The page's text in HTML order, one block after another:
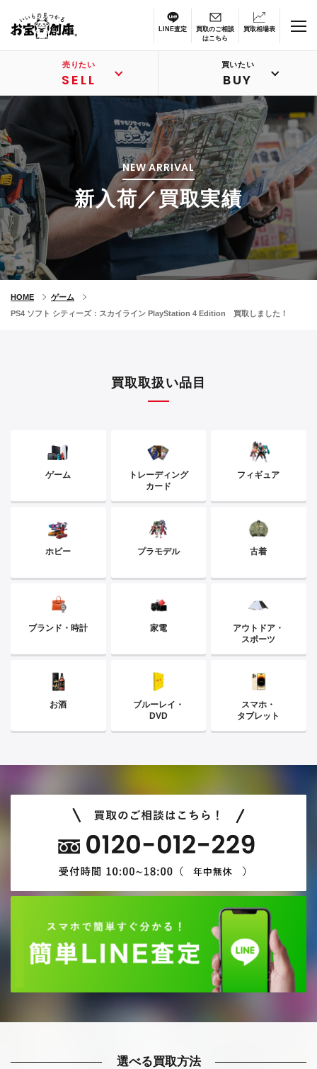
LINE査定
買取のご相談
はこちら
買取相場表
売りたい
SELL
買いたい
BUY
NEW ARRIVAL
新入荷／買取実績
HOME
ゲーム
PS4 ソフト シティーズ：スカイライン PlayStation 4 Edition 買取しました！
買取取扱い品目
ゲーム
トレーディング
カード
フィギュア
ホビー プラモデル 古着
ブランド・時計 家電
アウトドア・
スポーツ
お酒
ブルーレイ・
DVD
スマホ・
タブレット
選べる買取方法